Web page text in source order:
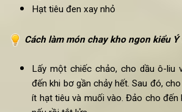
45ml dầu ô-liu
45g bơ thực vật